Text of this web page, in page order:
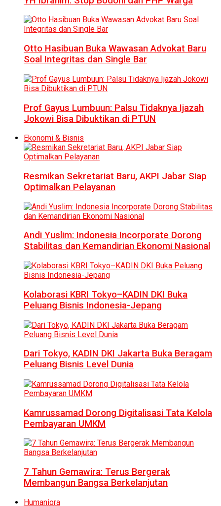
Otto Hasibuan Buka Wawasan Advokat Baru
Soal Integritas dan Single Bar
Prof Gayus Lumbuun: Palsu Tidaknya Ijazah
Jokowi Bisa Dibuktikan di PTUN
Ekonomi & Bisnis
Resmikan Sekretariat Baru, AKPI Jabar Siap
Optimalkan Pelayanan
Andi Yuslim: Indonesia Incorporate Dorong
Stabilitas dan Kemandirian Ekonomi Nasional
Kolaborasi KBRI Tokyo–KADIN DKI Buka
Peluang Bisnis Indonesia-Jepang
Dari Tokyo, KADIN DKI Jakarta Buka Beragam
Peluang Bisnis Level Dunia
Kamrussamad Dorong Digitalisasi Tata Kelola
Pembayaran UMKM
7 Tahun Gemawira: Terus Bergerak
Membangun Bangsa Berkelanjutan
Humaniora